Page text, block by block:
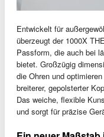
Entwickelt für
überzeugt der 1000X
Passform, die auch bei
bietet. Großzügig
die Ohren und
breiterer, gepolsterter
Das weiche, flexible
und sorgt für präzise